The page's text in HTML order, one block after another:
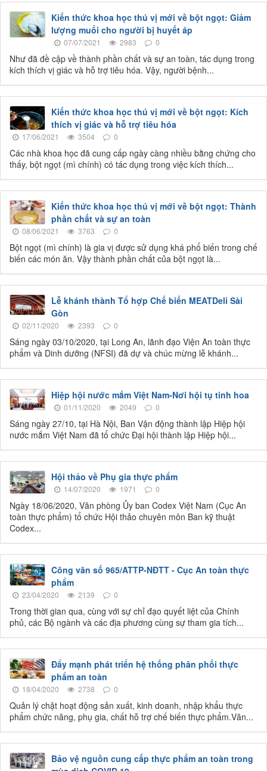
Kiến thức khoa học thú vị mới về bột ngọt: Giảm
lượng muối cho người bị huyết áp
07/07/2021 2983 0
Như đã đề cập về thành phần chất và sự an toàn, tác dụng trong
kích thích vị giác và hỗ trợ tiêu hóa. Vậy, người bệnh...
Kiến thức khoa học thú vị mới về bột ngọt: Kích
thích vị giác và hỗ trợ tiêu hóa
17/06/2021 3504 0
Các nhà khoa học đã cung cấp ngày càng nhiều bằng chứng cho
thấy, bột ngọt (mì chính) có tác dụng trong việc kích thích...
Kiến thức khoa học thú vị mới về bột ngọt: Thành
phần chất và sự an toàn
08/06/2021 3763 0
Bột ngọt (mì chính) là gia vị được sử dụng khá phổ biến trong chế
biến các món ăn. Vậy thành phần chất của bột ngọt là...
Lễ khánh thành Tổ hợp Chế biến MEATDeli Sài
Gòn
02/11/2020 2393 0
Sáng ngày 03/10/2020, tại Long An, lãnh đạo Viện An toàn thực
phẩm và Dinh dưỡng (NFSI) đã dự và chúc mừng lễ khánh...
Hiệp hội nước mắm Việt Nam-Nơi hội tụ tinh hoa
01/11/2020 2049 0
Sáng ngày 27/10, tại Hà Nội, Ban Vận động thành lập Hiệp hội
nước mắm Việt Nam đã tổ chức Đại hội thành lập Hiệp hội...
Hội thảo về Phụ gia thực phẩm
14/07/2020 1971 0
Ngày 18/06/2020, Văn phòng Ủy ban Codex Việt Nam (Cục An
toàn thực phẩm) tổ chức Hội thảo chuyên môn Ban kỹ thuật
Codex...
Công văn số 965/ATTP-NĐTT - Cục An toàn thực
phẩm
23/04/2020 2139 0
Trong thời gian qua, cùng với sự chỉ đạo quyết liệt của Chính
phủ, các Bộ ngành và các địa phương cùng sự tham gia tích...
Đẩy mạnh phát triển hệ thống phân phối thực
phẩm an toàn
18/04/2020 2738 0
Quản lý chặt hoạt động sản xuất, kinh doanh, nhập khẩu thực
phẩm chức năng, phụ gia, chất hỗ trợ chế biến thực phẩm.Văn...
Bảo vệ nguồn cung cấp thực phẩm an toàn trong